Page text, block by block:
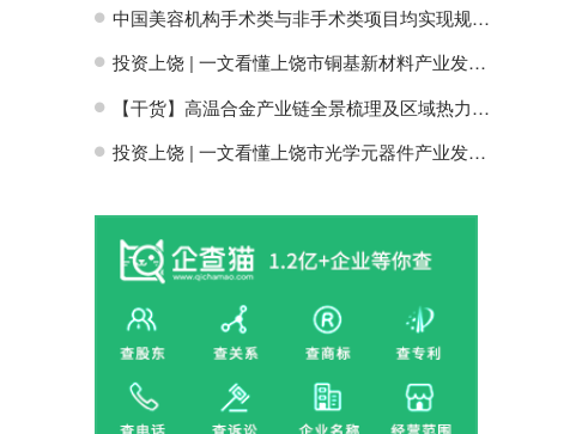
H 中国美容机构手术类与非手术类项目均实现规模增长【组图】
H 投资上饶 | 一文看懂上饶市铜基新材料产业发展现状与投资机会前瞻
H 【干货】高温合金产业链全景梳理及区域热力地图
H 投资上饶 | 一文看懂上饶市光学元器件产业发展现状与投资机会前瞻